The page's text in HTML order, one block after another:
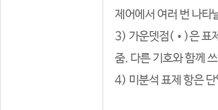
제어에서 여러 번 나타
3) 가운뎃점(•)은 표
줌. 다른 기호와 함께
4) 미분석 표제 항은